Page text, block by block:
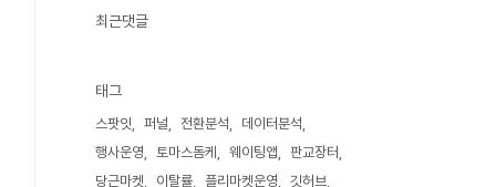
최근댓글
태그
스팟잇 퍼널 전환분석
데이터분석
행사운영
토마스돔케 웨이팅앱
판교장터
당근마켓
이탈률 플리마켓운영 깃허브